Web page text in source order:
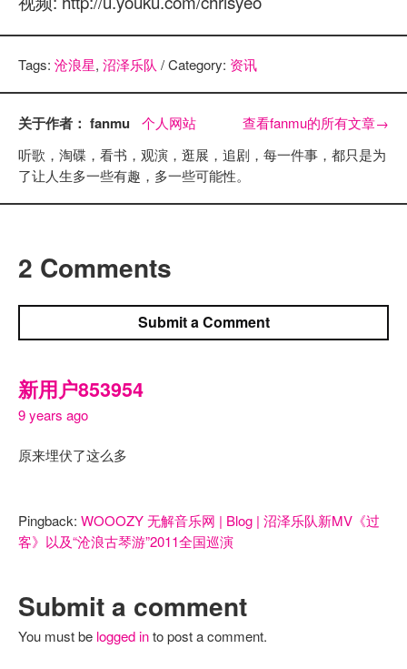
Tags: 沧浪星, 沼泽乐队 / Category: 资讯
关于作者： fanmu 个人网站 查看fanmu的所有文章→
听歌，淘碟，看书，观演，逛展，追剧，每一件事，都只是为
了让人生多一些有趣，多一些可能性。
2 Comments
Submit a Comment
新用户853954
9 years ago
原来埋伏了这么多
Pingback: WOOOZY 无解音乐网 | Blog | 沼泽乐队新MV《过
客》以及“沧浪古琴游”2011全国巡演
Submit a comment
You must be logged into post a comment.